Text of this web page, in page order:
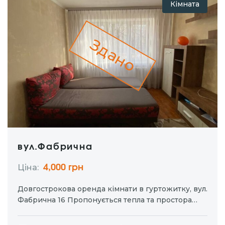
Кімната
Здано
вул.Фабрична
Ціна: 4,000 грн
Довгострокова оренда кімнати в гуртожитку, вул.
Фабрична 16 Пропонується тепла та простора